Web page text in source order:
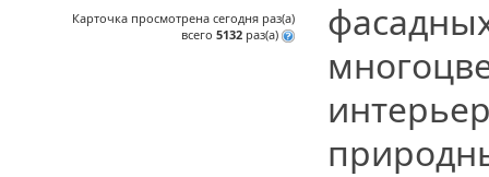
Карточка просмотрена сегодня раз(a)
всего 5132 раз(a)